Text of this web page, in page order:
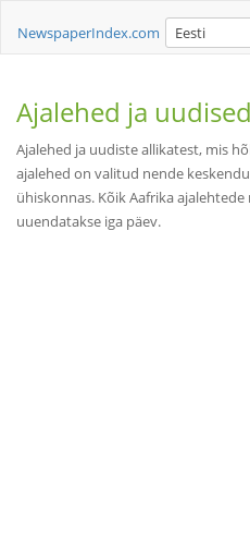
NewspaperIndex.com Eesti
Ajalehed ja uudised
Ajalehed ja uudiste allikatest, mis
ajalehed on valitud nende
ühiskonnas. Kõik Aafrika
uuendatakse iga päev.